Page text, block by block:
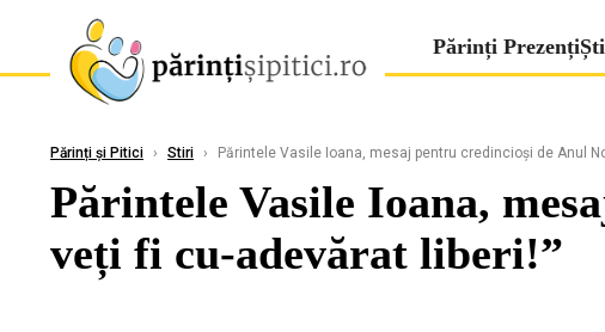
Părinți Prezenți
Părinți și Pitici › Stiri › Părintele Vasile Ioana, mesaj pentru credincioși de Anul
Părintele Vasile Ioana,
veți fi cu-adevărat liberi!”